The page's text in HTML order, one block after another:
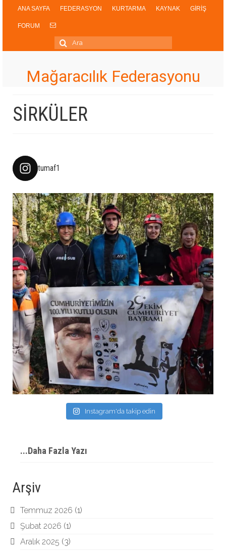
ANA SAYFA FEDERASYON KURTARMA KAYNAK GİRİŞ
FORUM
Şunu
ara:
Mağaracılık Federasyonu
SİRKÜLER
tumaf1
Instagram'da takip edin
...Daha Fazla Yazı
Arşiv
Temmuz 2026 (1)
Şubat 2026 (1)
Aralık 2025 (3)